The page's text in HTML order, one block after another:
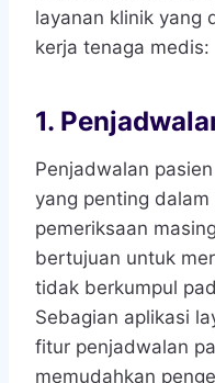
layanan klinik yang
kerja tenaga medis:
1.
Penjadwalan
yang penting
pemeriksaan
bertujuan untuk
tidak berkumpul
Sebagian aplikasi
fitur penjadwalan
memudahkan